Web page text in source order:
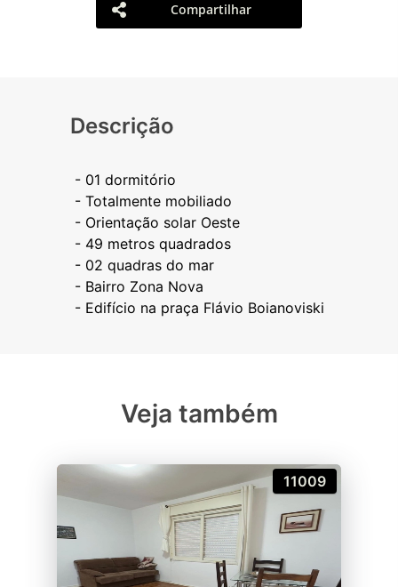
Compartilhar
Descrição
- 01 dormitório
- Totalmente mobiliado
- Orientação solar Oeste
- ⁠49 metros quadrados
- 02 quadras do mar
- Bairro Zona Nova
Veja também
11009